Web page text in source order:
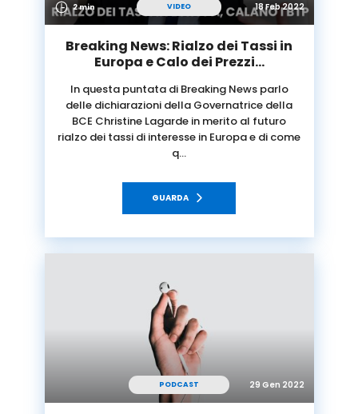
2 min VIDEO 18 Feb 2022
Breaking News: Rialzo dei Tassi in
Europa e Calo dei Prezzi…
In questa puntata di Breaking News parlo
delle dichiarazioni della Governatrice della
BCE Christine Lagarde in merito al futuro
rialzo dei tassi di interesse in Europa e di come
q…
GUARDA
PODCAST 29 Gen 2022